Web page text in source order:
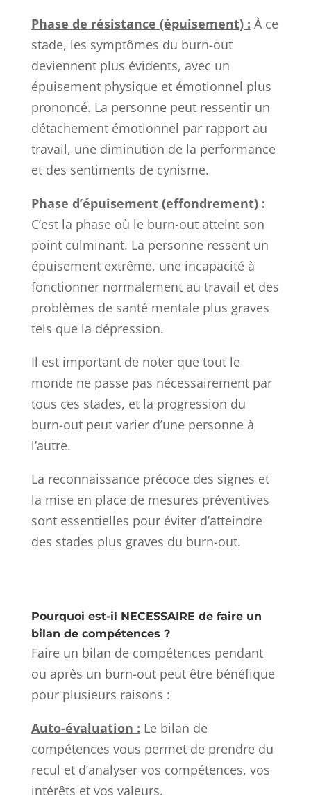
Phase de résistance (épuisement) : À ce
stade, les symptômes du burn-out
deviennent plus évidents, avec un
épuisement physique et émotionnel plus
prononcé. La personne peut ressentir un
détachement émotionnel par rapport au
travail, une diminution de la performance
et des sentiments de cynisme.
Phase d’épuisement (effondrement) :
C’est la phase où le burn-out atteint son
point culminant. La personne ressent un
épuisement extrême, une incapacité à
fonctionner normalement au travail et des
problèmes de santé mentale plus graves
tels que la dépression.
Il est important de noter que tout le
monde ne passe pas nécessairement par
tous ces stades, et la progression du
burn-out peut varier d’une personne à
l’autre.
La reconnaissance précoce des signes et
la mise en place de mesures préventives
sont essentielles pour éviter d’atteindre
des stades plus graves du burn-out.
Pourquoi est-il NECESSAIRE de faire un
bilan de compétences ?
Faire un bilan de compétences pendant
ou après un burn-out peut être bénéfique
pour plusieurs raisons :
Auto-évaluation : Le bilan de
compétences vous permet de prendre du
recul et d’analyser vos compétences, vos
intérêts et vos valeurs.